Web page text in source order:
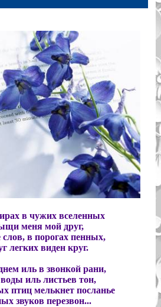
в чужих вселенных
меня мой друг,
в порогах пенных,
легких виден круг.
иль в звонкой рани,
иль листьев тон,
птиц мелькнет посланье
звуков перезвон...